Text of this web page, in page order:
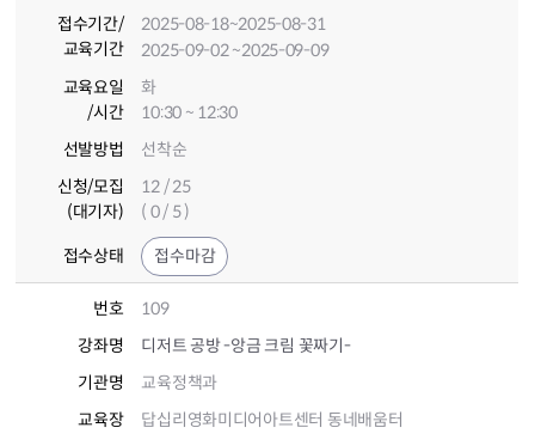
접수기간/
교육기간
2025-08-18~2025-08-31
2025-09-02~2025-09-09
교육요일
/시간
화
10:30 ~ 12:30
선발방법
선착순
신청/모집
(대기자)
12 / 25
( 0 / 5 )
접수상태 접수마감
번호
109
강좌명
디저트 공방 -앙금 크림 꽃짜기-
기관명
교육정책과
교육장
답십리영화미디어아트센터 동네배움터